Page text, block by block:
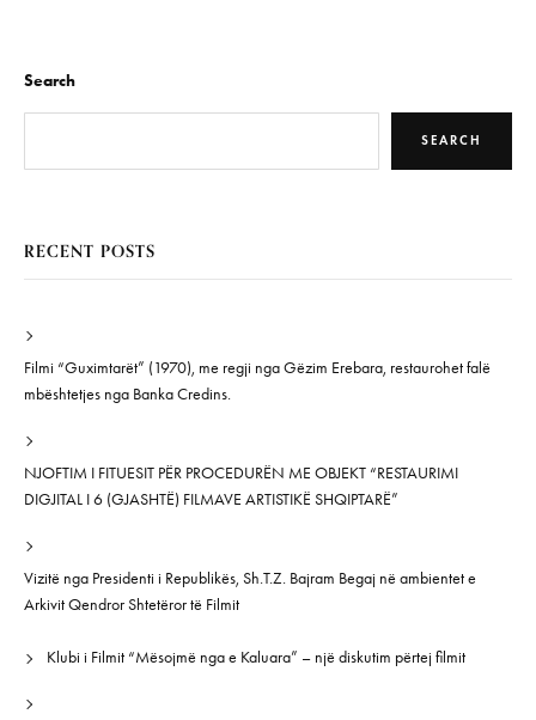
Search
SEARCH
RECENT POSTS
Filmi “Guximtarët” (1970), me regji nga Gëzim Erebara, restaurohet falë
mbështetjes nga Banka Credins.
NJOFTIM I FITUESIT PËR PROCEDURËN ME OBJEKT “RESTAURIMI
DIGJITAL I 6 (GJASHTË) FILMAVE ARTISTIKË SHQIPTARË”
Vizitë nga Presidenti i Republikës, Sh.T.Z. Bajram Begaj në ambientet e
Arkivit Qendror Shtetëror të Filmit
Klubi i Filmit “Mësojmë nga e Kaluara” – një diskutim përtej filmit